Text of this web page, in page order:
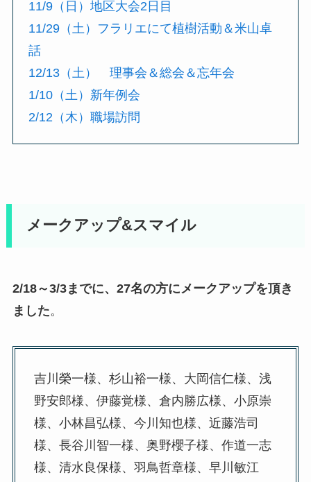
11/9（日）地区大会2日目
11/29（土）フラリエにて植樹活動＆米山卓
話
12/13（土） 理事会＆総会＆忘年会
1/10（土）新年例会
2/12（木）職場訪問
メークアップ&スマイル
2/18～3/3までに、27名の方にメークアップを頂き
ました。
吉川榮一様、杉山裕一様、大岡信仁様、浅
野安郎様、伊藤覚様、倉内勝広様、小原崇
様、小林昌弘様、今川知也様、近藤浩司
様、長谷川智一様、奥野櫻子様、作道一志
様、清水良保様、羽鳥哲章様、早川敏江